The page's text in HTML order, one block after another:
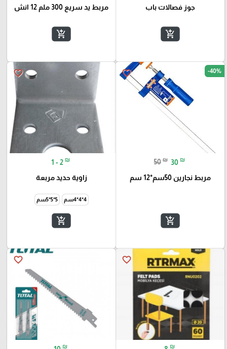
جوز فصالات باب
add_shopping_cart
مربط يد سريع 300 ملم 12 انش
add_shopping_cart
favorite_border -40%
50 ₪ 30 ₪
مربط نجارين 50سم*12 سم
add_shopping_cart
favorite_border
1 - 2 ₪
زاوية حديد مربعة
4*4*4سم 5*5*5سم
add_shopping_cart
favorite_border
₪
favorite_border
₪